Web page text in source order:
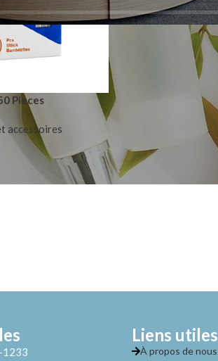
Pieces
accessoires
1233
Liens utiles
À propos de nous